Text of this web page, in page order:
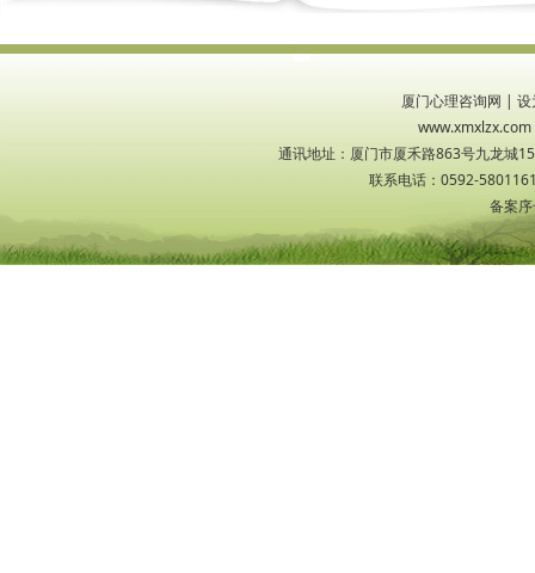
厦门心理咨询网 | 设
通讯地址：厦门市厦禾路863号九龙城
联系电话：0592-
备案